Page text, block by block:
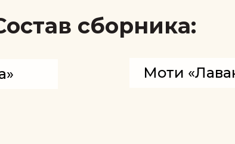
Моти
сборника: